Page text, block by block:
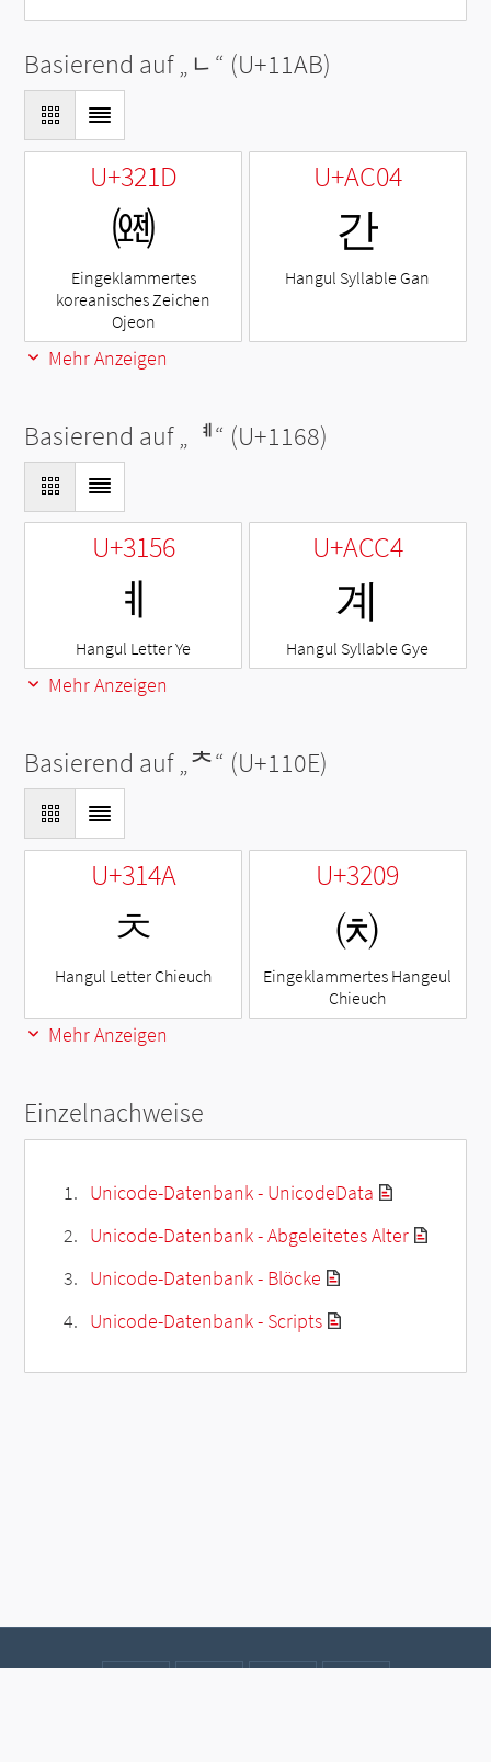
Basierend auf „ ᆫ“ (U+11AB)
U+321D
㈝
Eingeklammertes
koreanisches Zeichen
Ojeon
U+AC04
간
Hangul Syllable Gan
Mehr Anzeigen
Basierend auf „ ᅨ“ (U+1168)
U+3156
ㅖ
Hangul Letter Ye
U+ACC4
계
Hangul Syllable Gye
Mehr Anzeigen
Basierend auf „ᄎ“ (U+110E)
U+314A
ㅊ
Hangul Letter Chieuch
U+3209
㈉
Eingeklammertes Hangeul
Chieuch
Mehr Anzeigen
Einzelnachweise
Unicode-Datenbank - UnicodeData
Unicode-Datenbank - Abgeleitetes Alter
Unicode-Datenbank - Blöcke
Unicode-Datenbank - Scripts